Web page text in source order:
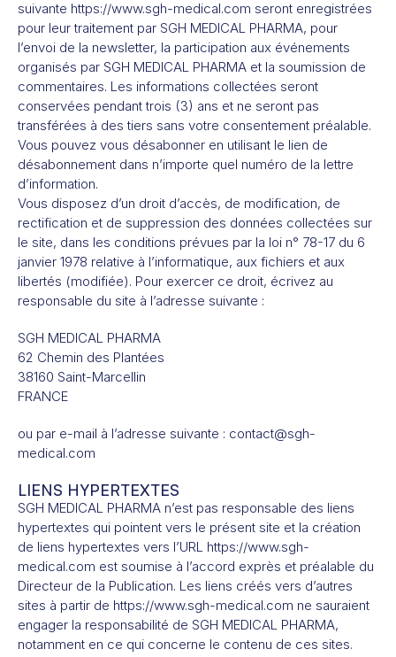
suivante https://www.sgh-medical.com seront enregistrées
pour leur traitement par SGH MEDICAL PHARMA, pour
l’envoi de la newsletter, la participation aux événements
organisés par SGH MEDICAL PHARMA et la soumission de
commentaires. Les informations collectées seront
conservées pendant trois (3) ans et ne seront pas
transférées à des tiers sans votre consentement préalable.
Vous pouvez vous désabonner en utilisant le lien de
désabonnement dans n’importe quel numéro de la lettre
d’information.
Vous disposez d’un droit d’accès, de modification, de
rectification et de suppression des données collectées sur
le site, dans les conditions prévues par la loi n° 78-17 du 6
janvier 1978 relative à l’informatique, aux fichiers et aux
libertés (modifiée). Pour exercer ce droit, écrivez au
responsable du site à l’adresse suivante :
SGH MEDICAL PHARMA
62 Chemin des Plantées
38160 Saint-Marcellin
FRANCE
ou par e-mail à l’adresse suivante : contact@sgh-
medical.com
LIENS HYPERTEXTES
SGH MEDICAL PHARMA n’est pas responsable des liens
hypertextes qui pointent vers le présent site et la création
de liens hypertextes vers l’URL https://www.sgh-
medical.com est soumise à l’accord exprès et préalable du
Directeur de la Publication. Les liens créés vers d’autres
sites à partir de https://www.sgh-medical.com ne sauraient
engager la responsabilité de SGH MEDICAL PHARMA,
notamment en ce qui concerne le contenu de ces sites.